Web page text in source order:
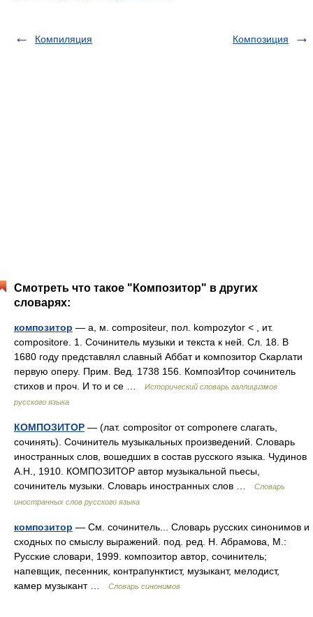
Компиляция Композиция
Смотреть что такое "Композитор" в других
словарях:
композитор — а, м. compositeur, пол. kompozytor < , ит.
compositore. 1. Сочинитель музыки и текста к ней. Сл. 18. В
1680 году представлял славный Аббат и композитор Скарлати
первую оперу. Прим. Вед. 1738 156. КомпозИтор сочинитель
стихов и проч. И то и се …
Исторический словарь галлицизмов
русского языка
КОМПОЗИТОР — (лат. compositor от componere слагать,
сочинять). Сочинитель музыкальных произведений. Словарь
иностранных слов, вошедших в состав русского языка. Чудинов
А.Н., 1910. КОМПОЗИТОР автор музыкальной пьесы,
сочинитель музыки. Словарь иностранных слов …
Словарь
иностранных слов русского языка
композитор — См. сочинитель... Словарь русских синонимов и
сходных по смыслу выражений. под. ред. Н. Абрамова, М.:
Русские словари, 1999. композитор автор, сочинитель;
напевщик, песенник, контрапунктист, музыкант, мелодист,
камер музыкант …
Словарь синонимов